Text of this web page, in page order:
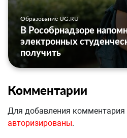
Образование UG.RU
В Рособрнадзоре
электронных
получить
Комментарии
Для добавления
авторизированы.